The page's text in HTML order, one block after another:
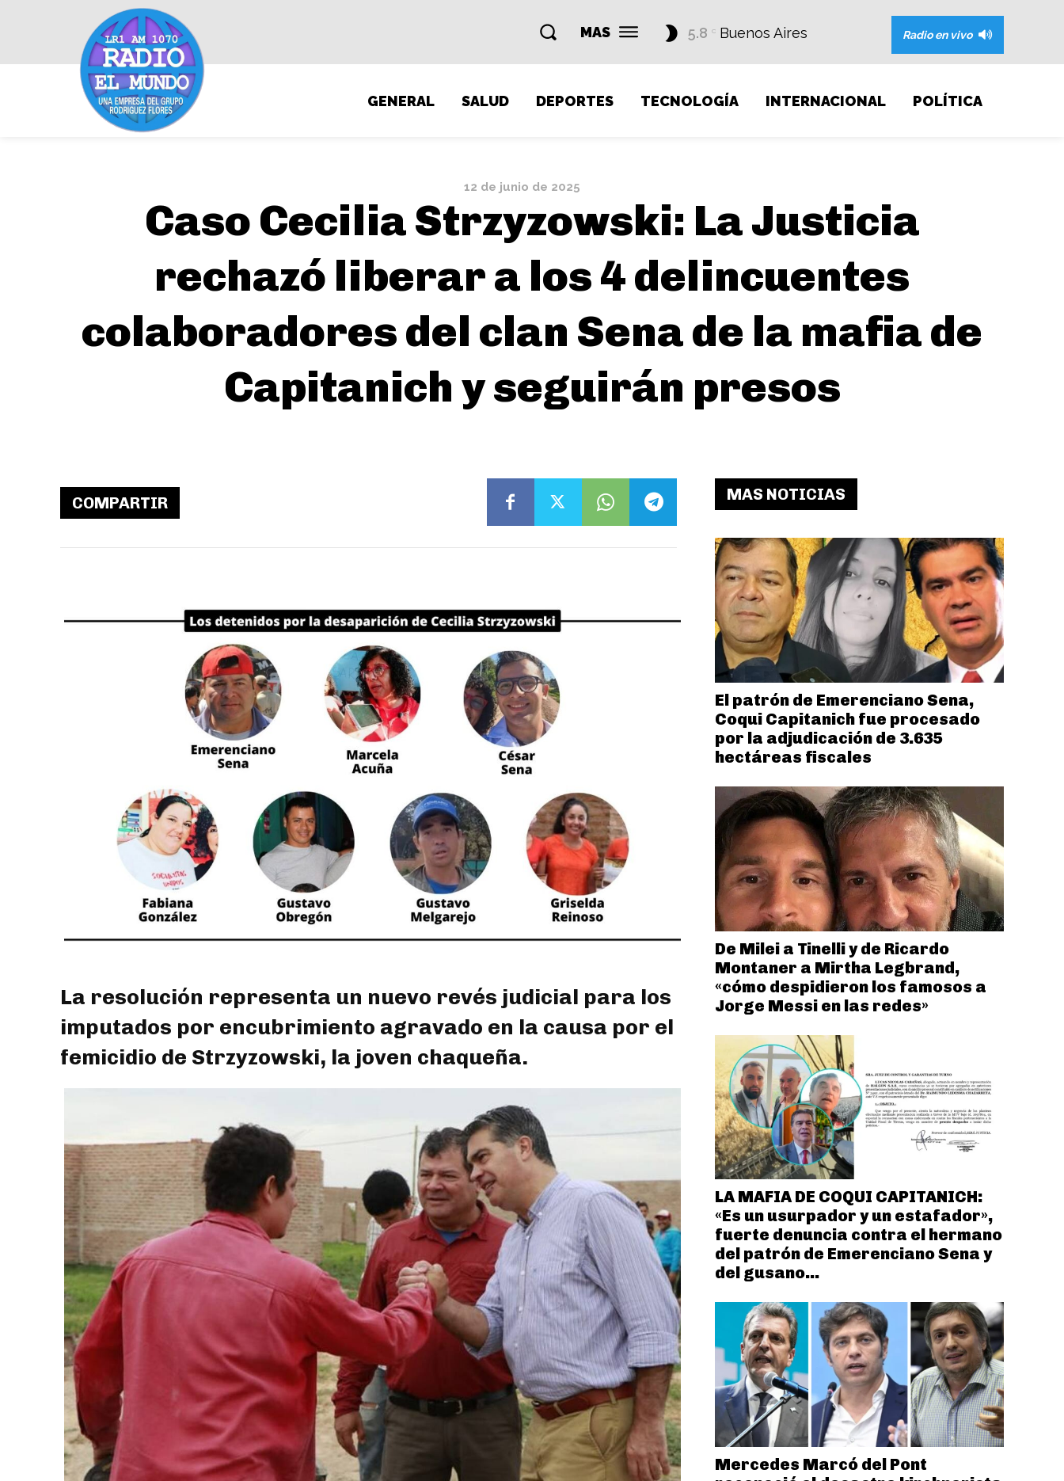
MAS 5.8 C Buenos Aires Radio en vivo
GENERAL SALUD DEPORTES TECNOLOGÍA INTERNACIONAL POLÍTICA
12 de junio de 2025
Caso Cecilia Strzyzowski: La Justicia
rechazó liberar a los 4 delincuentes
colaboradores del clan Sena de la mafia de
Capitanich y seguirán presos
COMPARTIR
La resolución representa un nuevo revés judicial para los
imputados por encubrimiento agravado en la causa por el
femicidio de Strzyzowski, la joven chaqueña.
MAS NOTICIAS
El patrón de Emerenciano Sena,
Coqui Capitanich fue procesado
por la adjudicación de 3.635
hectáreas fiscales
De Milei a Tinelli y de Ricardo
Montaner a Mirtha Legbrand,
«cómo despidieron los famosos a
Jorge Messi en las redes»
LA MAFIA DE COQUI CAPITANICH:
«Es un usurpador y un estafador»,
fuerte denuncia contra el hermano
del patrón de Emerenciano Sena y
del gusano...
Mercedes Marcó del Pont